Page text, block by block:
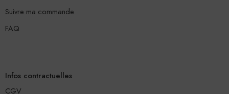
Suivre ma commande
FAQ
Infos contractuelles
CGV